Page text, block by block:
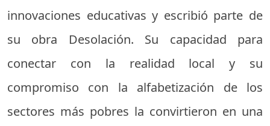
innovaciones educativas y escribió parte de
su obra Desolación. Su capacidad para
conectar con la realidad local y su
compromiso con la alfabetización de los
sectores más pobres la convirtieron en una